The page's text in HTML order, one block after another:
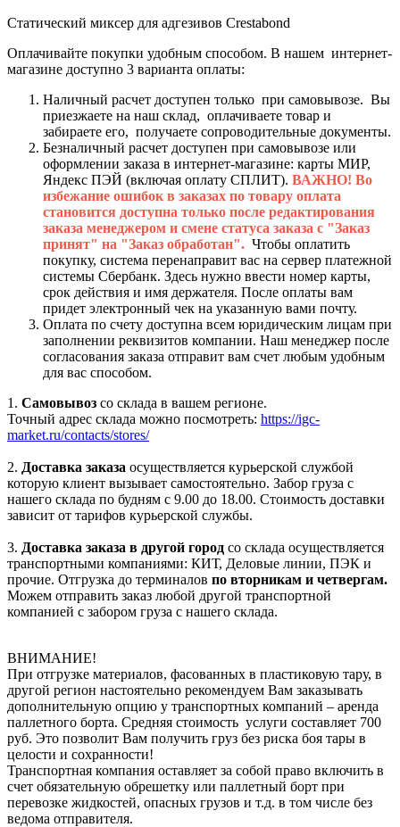
Статический миксер для адгезивов Crestabond
Оплачивайте покупки удобным способом. В нашем интернет-
магазине доступно 3 варианта оплаты:
Наличный расчет доступен только при самовывозе. Вы
приезжаете на наш склад, оплачиваете товар и
забираете его, получаете сопроводительные документы.
Безналичный расчет доступен при самовывозе или
оформлении заказа в интернет-магазине: карты МИР,
Яндекс ПЭЙ (включая оплату СПЛИТ). ВАЖНО! Во
избежание ошибок в заказах по товару оплата
становится доступна только после редактирования
заказа менеджером и смене статуса заказа с "Заказ
принят" на "Заказ обработан". Чтобы оплатить
покупку, система перенаправит вас на сервер платежной
системы Сбербанк. Здесь нужно ввести номер карты,
срок действия и имя держателя. После оплаты вам
придет электронный чек на указанную вами почту.
Оплата по счету доступна всем юридическим лицам при
заполнении реквизитов компании. Наш менеджер после
согласования заказа отправит вам счет любым удобным
для вас способом.
1. Самовывоз со склада в вашем регионе.
Точный адрес склада можно посмотреть: https://igc-
market.ru/contacts/stores/
2. Доставка заказа осуществляется курьерской службой
которую клиент вызывает самостоятельно. Забор груза с
нашего склада по будням с 9.00 до 18.00. Стоимость доставки
зависит от тарифов курьерской службы.
3. Доставка заказа в другой город со склада осуществляется
транспортными компаниями: КИТ, Деловые линии, ПЭК и
прочие. Отгрузка до терминалов по вторникам и четвергам.
Можем отправить заказ любой другой транспортной
компанией с забором груза с нашего склада.
ВНИМАНИЕ!
При отгрузке материалов, фасованных в пластиковую тару, в
другой регион настоятельно рекомендуем Вам заказывать
дополнительную опцию у транспортных компаний – аренда
паллетного борта. Средняя стоимость услуги составляет 700
руб. Это позволит Вам получить груз без риска боя тары в
целости и сохранности!
Транспортная компания оставляет за собой право включить в
счет обязательную обрешетку или паллетный борт при
перевозке жидкостей, опасных грузов и т.д. в том числе без
ведома отправителя.